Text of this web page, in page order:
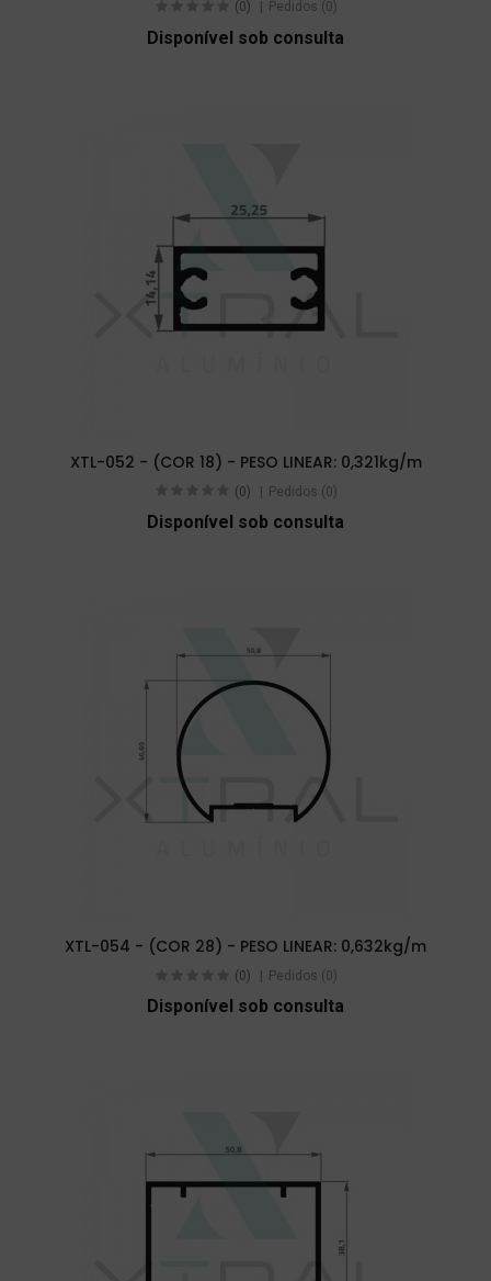
(0) Pedidos (0)
Disponível sob consulta
XTL-052 - (COR 18) - PESO LINEAR: 0,321kg/m
(0) Pedidos (0)
Disponível sob consulta
XTL-054 - (COR 28) - PESO LINEAR: 0,632kg/m
(0) Pedidos (0)
Disponível sob consulta